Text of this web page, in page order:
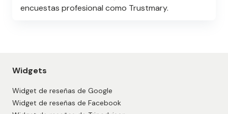
encuestas profesional como Trustmary.
Widgets
Widget de reseñas de Google
Widget de reseñas de Facebook